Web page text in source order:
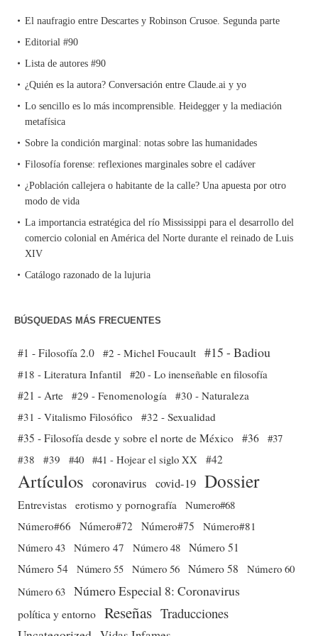
El naufragio entre Descartes y Robinson Crusoe. Segunda parte
Editorial #90
Lista de autores #90
¿Quién es la autora? Conversación entre Claude.ai y yo
Lo sencillo es lo más incomprensible. Heidegger y la mediación
metafísica
Sobre la condición marginal: notas sobre las humanidades
Filosofía forense: reflexiones marginales sobre el cadáver
¿Población callejera o habitante de la calle? Una apuesta por otro
modo de vida
La importancia estratégica del río Mississippi para el desarrollo del
comercio colonial en América del Norte durante el reinado de Luis
XIV
Catálogo razonado de la lujuria
BÚSQUEDAS MÁS FRECUENTES
#1 - Filosofía 2.0 #2 - Michel Foucault #15 - Badiou
#18 - Literatura Infantil #20 - Lo inenseñable en filosofía
#21 - Arte #29 - Fenomenología
#30 - Naturaleza
#31 - Vitalismo Filosófico
#32 - Sexualidad
#35 - Filosofía desde y sobre el norte de México #36 #37
#38
#39 #40 #41 - Hojear el siglo XX #42
Artículos coronavirus covid-19 Dossier
Entrevistas erotismo y pornografía
Numero#68
Número#66
Número#72 Número#75
Número#81
Número 43 Número 47 Número 48 Número 51
Número 54 Número 55 Número 56 Número 58
Número 60
Número 63 Número Especial 8: Coronavirus
política y entorno Reseñas Traducciones